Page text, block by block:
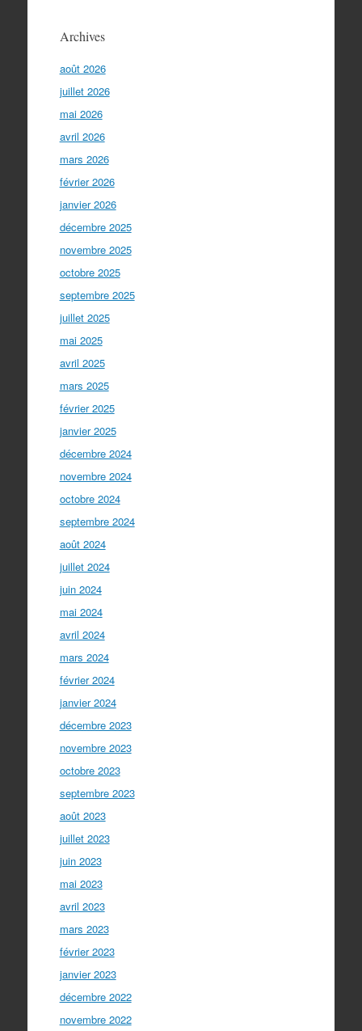
Archives
août 2026
juillet 2026
mai 2026
avril 2026
mars 2026
février 2026
janvier 2026
décembre 2025
novembre 2025
octobre 2025
septembre 2025
juillet 2025
mai 2025
avril 2025
mars 2025
février 2025
janvier 2025
décembre 2024
novembre 2024
octobre 2024
septembre 2024
août 2024
juillet 2024
juin 2024
mai 2024
avril 2024
mars 2024
février 2024
janvier 2024
décembre 2023
novembre 2023
octobre 2023
septembre 2023
août 2023
juillet 2023
juin 2023
mai 2023
avril 2023
mars 2023
février 2023
janvier 2023
décembre 2022
novembre 2022